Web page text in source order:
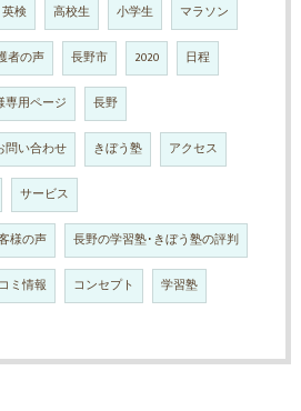
英検 高校生 小学生 マラソン
者の声 長野市 2020 日程
専用ページ 長野
問い合わせ きぼう塾 アクセス
サービス
様の声 長野の学習塾･きぼう塾の評判
ミ情報 コンセプト 学習塾